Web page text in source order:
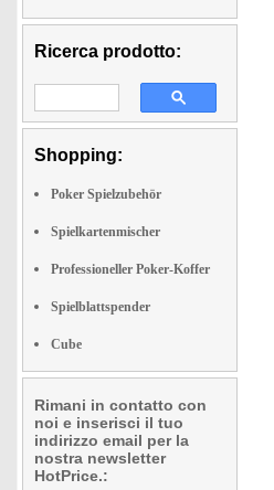
Ricerca prodotto:
Shopping:
Poker Spielzubehör
Spielkartenmischer
Professioneller Poker-Koffer
Spielblattspender
Cube
Rimani in contatto con
noi e inserisci il tuo
indirizzo email per la
nostra newsletter
HotPrice.: